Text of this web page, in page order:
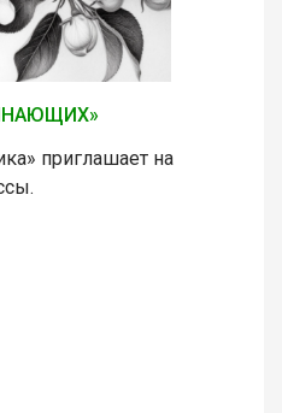
приглашает на